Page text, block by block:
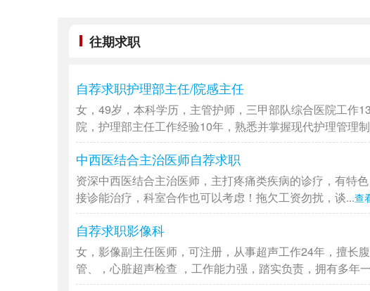
往期求职
自荐求职护理部主任/院感主任
女，49岁，本科学历，主管护师，三甲部队综合医院工作
院，护理部主任工作经验10年，熟悉并掌握现代护理管理
中西医结合主治医师自荐求职
资深中西医结合主治医师，主打疼痛类疾病的诊疗，有特
接诊能治疗，科室合作也可以考虑！拖欠工资勿扰，谈...查
自荐求职影像科
女，影像副主任医师，可注册，从事超声工作24年，擅长
管、，心脏超声检查 ，工作能力强，踏实负责，拥有多年